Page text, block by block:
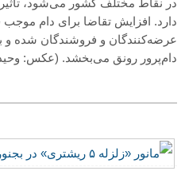
در نقاط مختلف کشور می‌شود،
دارد. افزایش تقاضا برای دام موجب
عرضه‌کنندگان و فروشندگان شده و
دام‌پرور رونق می‌بخشد. (عکس: